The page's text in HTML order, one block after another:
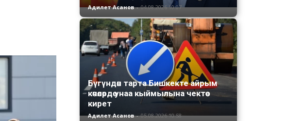
Адилет Асанов - 04.08.2026 10:07
Бүгүндөн тарта Бишкекте айрым
көчөлөрдө унаа кыймылына чектөө
кирет
Адилет Асанов - 05.08.2026 10:58